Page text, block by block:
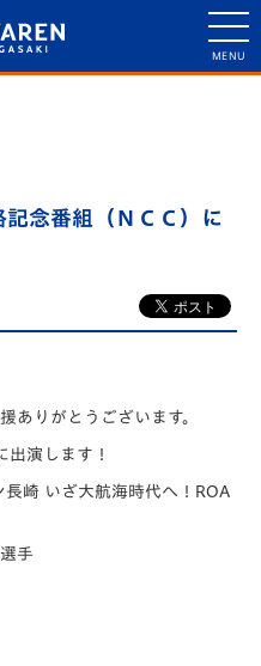
記念番組（ＮＣＣ）に
ありがとうございます。
演します！
崎 いざ大航海時代へ！ROA
手